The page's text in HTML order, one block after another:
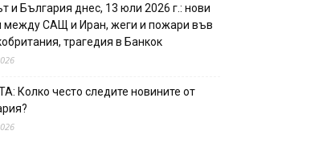
и България днес, 13 юли 2026 г.: нови
между САЩ и Иран, жеги и пожари във
трагедия в Банкок
Колко често следите новините от